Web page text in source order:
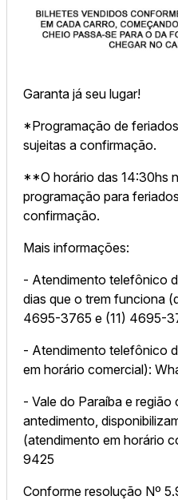
Garanta já seu lugar!
*Programação de
sujeitas a confirmação.
**O horário das 14:30hs
programação para
confirmação.
Mais informações:
- Atendimento telefônico
dias que o trem funciona
4695-3765 e (11) 4695-
- Atendimento telefônico
em horário comercial):
- Vale do Paraíba e região
antedimento,
(atendimento em horário
9425
Conforme resolução Nº